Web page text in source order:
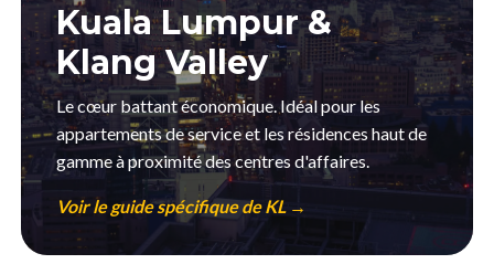
Kuala Lumpur &
Klang Valley
Le cœur battant économique. Idéal pour les
appartements de service et les résidences haut de
gamme à proximité des centres d'affaires.
Voir le guide spécifique de KL →